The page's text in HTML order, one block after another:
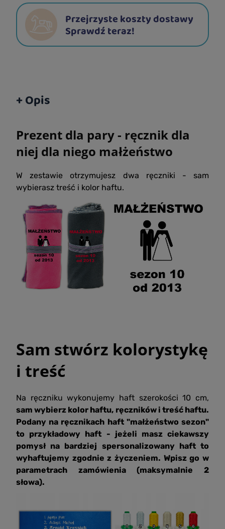
Przejrzyste koszty dostawy
Sprawdź teraz!
+ Opis
Prezent dla pary - ręcznik dla
niej dla niego małżeństwo
W zestawie otrzymujesz dwa ręczniki - sam
wybierasz treść i kolor haftu.
Sam stwórz kolorystykę
i treść
Na ręczniku wykonujemy haft szerokości 10 cm,
sam wybierz kolor haftu, ręczników i treść haftu.
Podany na ręcznikach haft "małżeństwo sezon"
to przykładowy haft - jeżeli masz ciekawszy
pomysł na bardziej spersonalizowany haft to
wyhaftujemy zgodnie z życzeniem. Wpisz go w
parametrach zamówienia (maksymalnie 2
słowa).